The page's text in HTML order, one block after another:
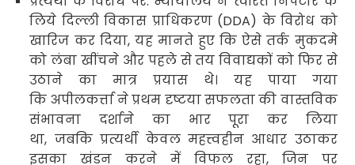
लिये दिल्ली विकास प्राधिकरण (DDA) के विरोध को
खारिज कर दिया, यह मानते हुए कि ऐसे तर्क मुकदमे
को लंबा खींचने और पहले से तय विवाद्यकों को फिर से
उठाने का मात्र प्रयास थे। यह पाया गया
कि अपीलकर्त्ता ने प्रथम दृष्टया सफलता की वास्तविक
संभावना दर्शाने का भार पूरा कर लिया
था, जबकि प्रत्यर्थी केवल महत्त्वहीन आधार उठाकर
इसका खंडन करने में विफल रहा, जिन पर